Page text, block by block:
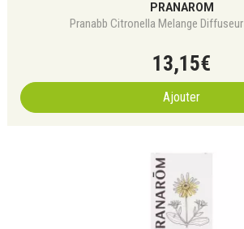
PRANAROM
Pranabb Citronella Melange
13,15€
Ajouter